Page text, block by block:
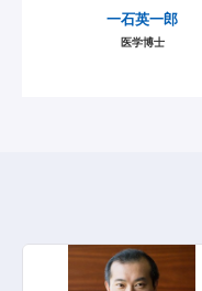
一石英一郎
医学博士